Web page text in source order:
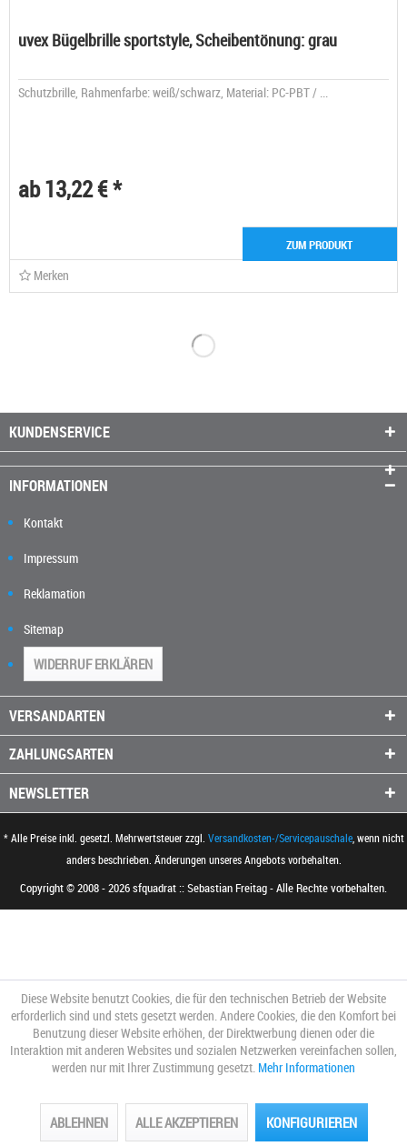
uvex Bügelbrille sportstyle, Scheibentönung: grau
Schutzbrille, Rahmenfarbe: weiß/schwarz, Material: PC-PBT / ...
ab 13,22 € *
ZUM PRODUKT
Merken
KUNDENSERVICE
INFORMATIONEN
Kontakt
Impressum
Reklamation
Sitemap
WIDERRUF ERKLÄREN
VERSANDARTEN
ZAHLUNGSARTEN
NEWSLETTER
* Alle Preise inkl. gesetzl. Mehrwertsteuer zzgl. Versandkosten-/Servicepauschale, wenn nicht
anders beschrieben. Änderungen unseres Angebots vorbehalten.
Copyright © 2008 - 2026 sfquadrat :: Sebastian Freitag - Alle Rechte vorbehalten.
Diese Website benutzt Cookies, die für den technischen Betrieb der Website
erforderlich sind und stets gesetzt werden. Andere Cookies, die den Komfort bei
Benutzung dieser Website erhöhen, der Direktwerbung dienen oder die
Interaktion mit anderen Websites und sozialen Netzwerken vereinfachen sollen,
werden nur mit Ihrer Zustimmung gesetzt. Mehr Informationen
ABLEHNEN ALLE AKZEPTIEREN KONFIGURIEREN